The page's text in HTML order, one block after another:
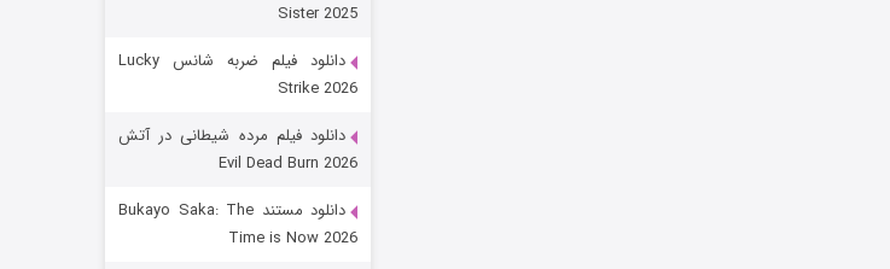
قسمت
Sister 2025
دانلود فیلم ضربه شانس Lucky
Strike 2026
دانلود فیلم مرده شیطانی در آتش
Evil Dead Burn 2026
دانلود مستند Bukayo Saka: The
Time is Now 2026